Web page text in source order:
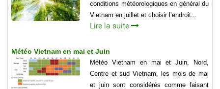
conditions météorologiques en général du
Vietnam en juillet et choisir l’endroit...
Lire la suite
Météo Vietnam en mai et Juin
Météo Vietnam en mai et Juin, Nord,
Centre et sud Vietnam, les mois de mai
et juin sont considérés comme faisant